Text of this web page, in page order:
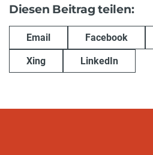
Diesen Beitrag teilen:
Email Facebook
Xing LinkedIn